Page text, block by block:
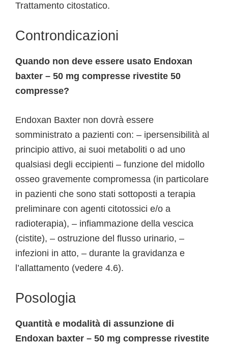
Trattamento citostatico.
Controndicazioni
Quando non deve essere usato Endoxan
baxter – 50 mg compresse rivestite 50
compresse?
Endoxan Baxter non dovrà essere
somministrato a pazienti con: – ipersensibilità al
principio attivo, ai suoi metaboliti o ad uno
qualsiasi degli eccipienti – funzione del midollo
osseo gravemente compromessa (in particolare
in pazienti che sono stati sottoposti a terapia
preliminare con agenti citotossici e/o a
radioterapia), – infiammazione della vescica
(cistite), – ostruzione del flusso urinario, –
infezioni in atto, – durante la gravidanza e
l’allattamento (vedere 4.6).
Posologia
Quantità e modalità di assunzione di
Endoxan baxter – 50 mg compresse rivestite